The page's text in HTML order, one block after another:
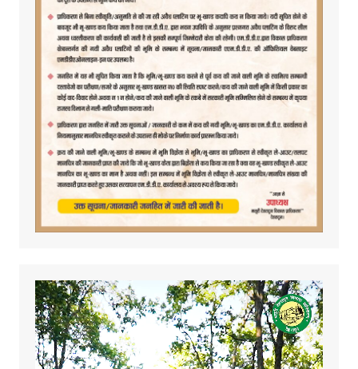
Video
Player